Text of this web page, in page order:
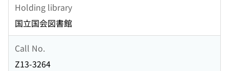
Holding library
国立国会図書館
Call No.
Z13-3264